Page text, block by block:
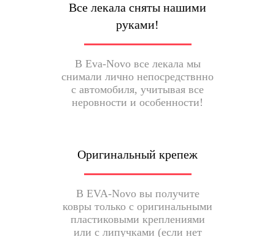
Все лекала сняты нашими
руками!
В Eva-Novo все лекала мы
снимали лично непосредствнно
с автомобиля, учитывая все
неровности и особенности!
Оригинальный крепеж
В EVA-Novo вы получите
ковры только с оригинальными
пластиковыми креплениями
или с липучками (если нет